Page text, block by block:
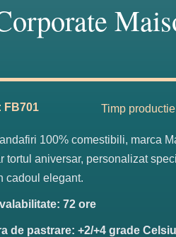
FB701 Timp
100% comestibili, marca
tortul aniversar, personalizat
cadoul elegant.
72 ore
de pastrare: +2/+4 grade